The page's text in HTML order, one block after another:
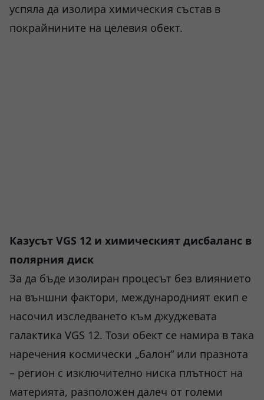
успяла да изолира химическия състав в
покрайнините на целевия обект.
Казусът VGS 12 и химическият дисбаланс в
полярния диск
За да бъде изолиран процесът без влиянието
на външни фактори, международният екип е
насочил изследването към джуджевата
галактика VGS 12. Този обект се намира в така
наречения космически „балон“ или празнота
– регион с изключително ниска плътност на
материята, разположен далеч от големи